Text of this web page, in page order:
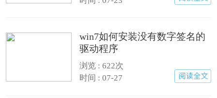
win7如何安装没有数字签名的
驱动程序
浏览 : 622次
时间 : 07-27